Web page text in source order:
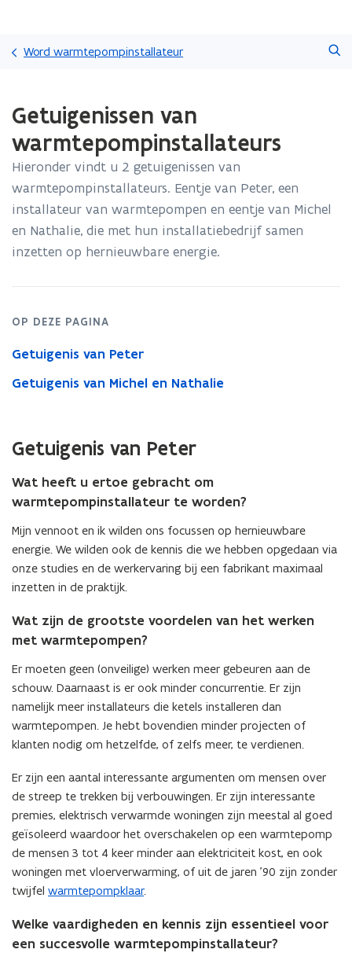
gaan
Word warmtepompinstallateur
met
laden.
bevindt
zich
op:
Getuigenissen
van
warmtepompinstallateurs
Getuigenissen van
warmtepompinstallateurs
Hieronder vindt u 2 getuigenissen van
warmtepompinstallateurs. Eentje van Peter, een
installateur van warmtepompen en eentje van Michel
en Nathalie, die met hun installatiebedrijf samen
inzetten op hernieuwbare energie.
OP DEZE PAGINA
Getuigenis van Peter
Getuigenis van Michel en Nathalie
Getuigenis van Peter
Wat heeft u ertoe gebracht om
warmtepompinstallateur te worden?
Mijn vennoot en ik wilden ons focussen op hernieuwbare
energie. We wilden ook de kennis die we hebben opgedaan via
onze studies en de werkervaring bij een fabrikant maximaal
inzetten in de praktijk.
Wat zijn de grootste voordelen van het werken
met warmtepompen?
Er moeten geen (onveilige) werken meer gebeuren aan de
schouw. Daarnaast is er ook minder concurrentie. Er zijn
namelijk meer installateurs die ketels installeren dan
warmtepompen. Je hebt bovendien minder projecten of
klanten nodig om hetzelfde, of zelfs meer, te verdienen.
Er zijn een aantal interessante argumenten om mensen over
de streep te trekken bij verbouwingen. Er zijn interessante
premies, elektrisch verwarmde woningen zijn meestal al goed
geïsoleerd waardoor het overschakelen op een warmtepomp
de mensen 3 tot 4 keer minder aan elektriciteit kost, en ook
woningen met vloerverwarming, of uit de jaren ’90 zijn zonder
twijfel warmtepompklaar.
Welke vaardigheden en kennis zijn essentieel voor
een succesvolle warmtepompinstallateur?